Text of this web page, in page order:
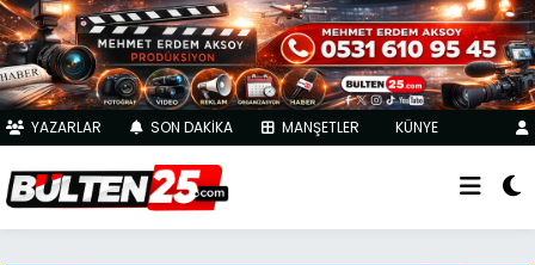
YAZARLAR SON DAKİKA MANŞETLER KÜNYE